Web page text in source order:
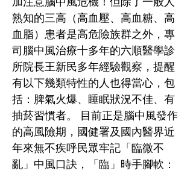
熟知的三高（高血壓、高血糖、高
血脂）患者是高危險族群之外，專
司腦中風治療十多年的六順醫學診
所院長王新民多年經驗觀察，提醒
有以下幾類特性的人也得當心，包
括：脾氣火爆、睡眠狀況不佳、有
抽菸習慣者。 目前正是腦中風發作
的高風險期，國健署及國內醫界近
年來無不疾呼民眾牢記「臨微不
亂」中風口訣，「臨」時手腳軟：